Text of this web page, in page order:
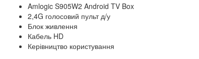
Amlogic S905W2 Android TV Box
2,4G голосовий пульт д/у
Блок живлення
Кабель HD
Керівництво користування